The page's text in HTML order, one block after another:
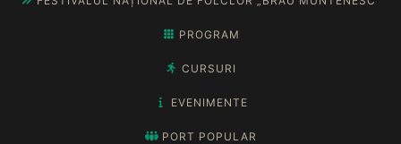
PROGRAM
CURSURI
EVENIMENTE
PORT POPULAR